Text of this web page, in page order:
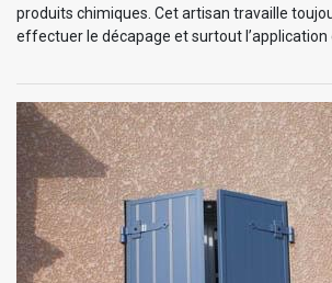
produits chimiques. Cet artisan travaille
effectuer le décapage et surtout l’application